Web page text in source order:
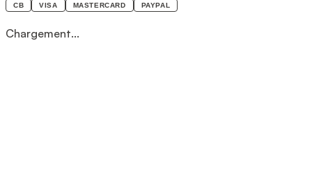
CB VISA MASTERCARD PAYPAL
Chargement...